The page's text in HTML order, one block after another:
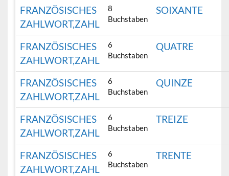
FRANZÖSISCHES
ZAHLWORT,ZAHL
8
Buchstaben
SOIXANTE
FRANZÖSISCHES
ZAHLWORT,ZAHL
6
Buchstaben
QUATRE
FRANZÖSISCHES
ZAHLWORT,ZAHL
6
Buchstaben
QUINZE
FRANZÖSISCHES
ZAHLWORT,ZAHL
6
Buchstaben
TREIZE
FRANZÖSISCHES
ZAHLWORT,ZAHL
6
Buchstaben
TRENTE